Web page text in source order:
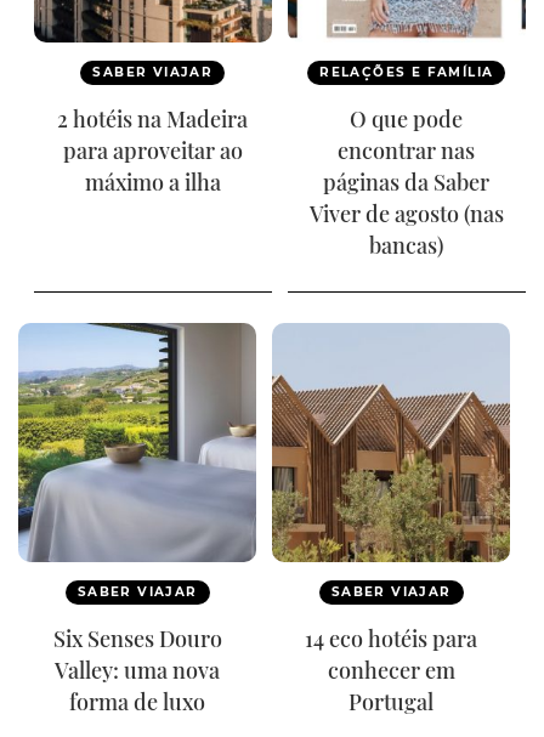
SABER VIAJAR
2 hotéis na Madeira
para aproveitar ao
máximo a ilha
RELAÇÕES E FAMÍLIA
O que pode
encontrar nas
páginas da Saber
Viver de agosto (nas
bancas)
SABER VIAJAR
Six Senses Douro
Valley: uma nova
forma de luxo
SABER VIAJAR
14 eco hotéis para
conhecer em
Portugal